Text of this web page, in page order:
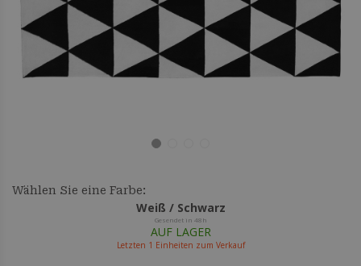
Wählen Sie eine Farbe:
Weiß / Schwarz
Gesendet in 48h
AUF LAGER
Letzten 1 Einheiten zum Verkauf